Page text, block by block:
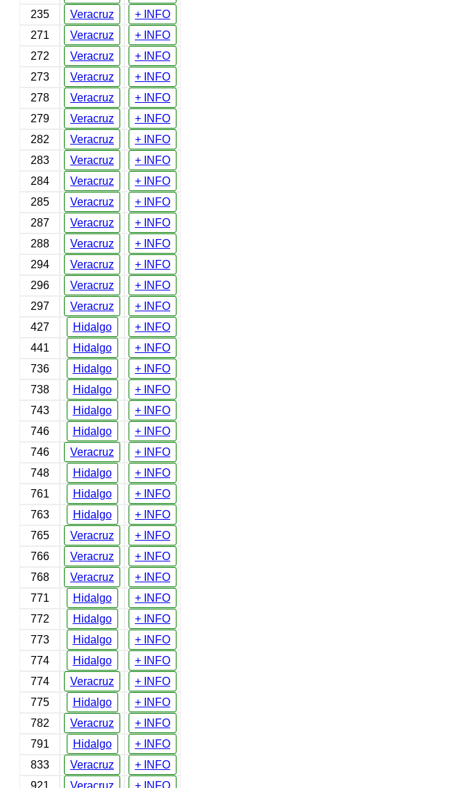
235
Veracruz
+ INFO
271
Veracruz
+ INFO
272
Veracruz
+ INFO
273
Veracruz
+ INFO
278
Veracruz
+ INFO
279
Veracruz
+ INFO
282
Veracruz
+ INFO
283
Veracruz
+ INFO
284
Veracruz
+ INFO
285
Veracruz
+ INFO
287
Veracruz
+ INFO
288
Veracruz
+ INFO
294
Veracruz
+ INFO
296
Veracruz
+ INFO
297
Veracruz
+ INFO
427
Hidalgo
+ INFO
441
Hidalgo
+ INFO
736
Hidalgo
+ INFO
738
Hidalgo
+ INFO
743
Hidalgo
+ INFO
746
Hidalgo
+ INFO
746
Veracruz
+ INFO
748
Hidalgo
+ INFO
761
Hidalgo
+ INFO
763
Hidalgo
+ INFO
765
Veracruz
+ INFO
766
Veracruz
+ INFO
768
Veracruz
+ INFO
771
Hidalgo
+ INFO
772
Hidalgo
+ INFO
773
Hidalgo
+ INFO
774
Hidalgo
+ INFO
774
Veracruz
+ INFO
775
Hidalgo
+ INFO
782
Veracruz
+ INFO
791
Hidalgo
+ INFO
833
Veracruz
+ INFO
921
Veracruz + INFO